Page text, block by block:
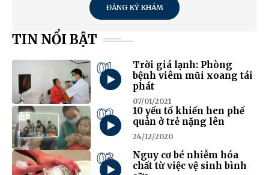
ĐĂNG KÝ KHÁM
TIN NỔI BẬT
01
Trời giá lạnh: Phòng
bệnh viêm mũi xoang tái
phát
07/01/2021
02
10 yếu tố khiến hen phế
quản ở trẻ nặng lên
24/12/2020
03
Nguy cơ bé nhiễm hóa
chất từ việc vệ sinh bình